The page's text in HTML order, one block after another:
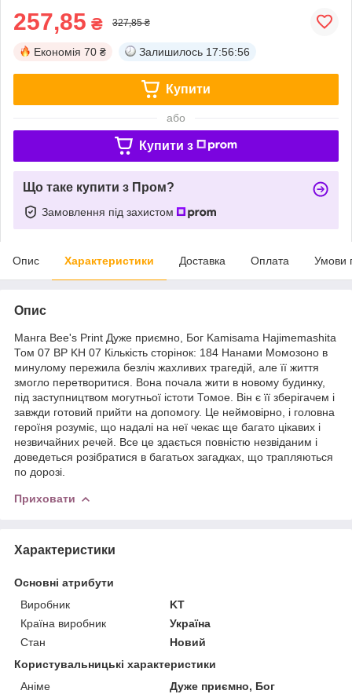
257,85 ₴ 327,85 ₴
Економія 70 ₴ Залишилось 17:56:55
Купити
або
Купити з
Що таке купити з Пром?
Замовлення під захистом
Опис Характеристики Доставка Оплата Умови
Опис
Манга Bee's Print Дуже приємно, Бог Kamisama Hajimemashita
Том 07 BP KH 07 Кількість сторінок: 184 Нанами Момозоно в
минулому пережила безліч жахливих трагедій, але її життя
змогло перетворитися. Вона почала жити в новому будинку,
під заступництвом могутньої істоти Томое. Він є її зберігачем і
завжди готовий прийти на допомогу. Це неймовірно, і головна
героїня розуміє, що надалі на неї чекає ще багато цікавих і
незвичайних речей. Все це здається повністю незвіданим і
доведеться розібратися в багатьох загадках, що трапляються
по дорозі.
Приховати
Характеристики
Основні атрибути
Виробник
KT
Країна виробник
Україна
Стан
Новий
Користувальницькі характеристики
Аніме
Дуже приємно, Бог